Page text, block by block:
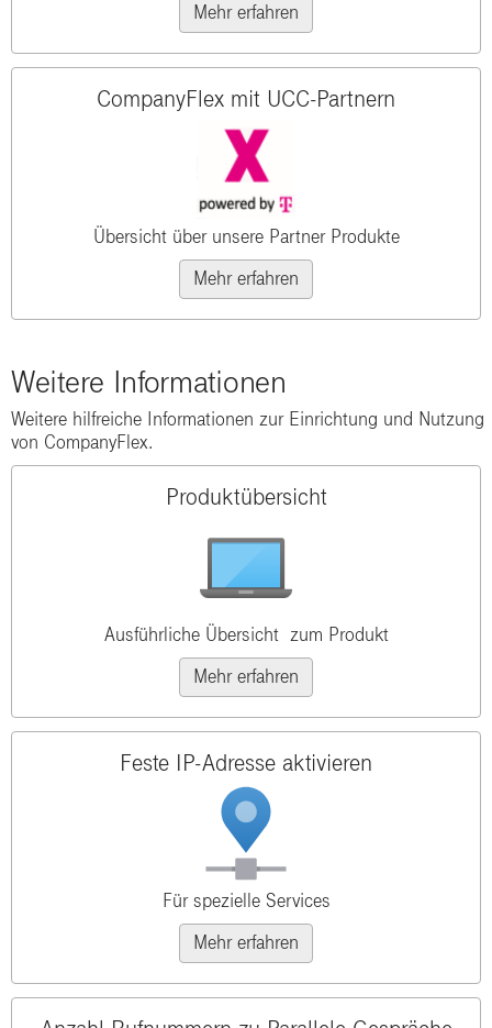
Mehr erfahren
CompanyFlex mit UCC-Partnern
Übersicht über unsere Partner Produkte
Mehr erfahren
Weitere Informationen
Weitere hilfreiche Informationen zur Einrichtung und Nutzung
von CompanyFlex.
Produktübersicht
Ausführliche Übersicht zum Produkt
Mehr erfahren
Feste IP-Adresse aktivieren
Für spezielle Services
Mehr erfahren